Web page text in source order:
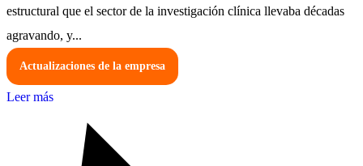
estructural que el sector de la investigación clínica llevaba décadas
agravando, y...
Actualizaciones de la empresa
Leer más